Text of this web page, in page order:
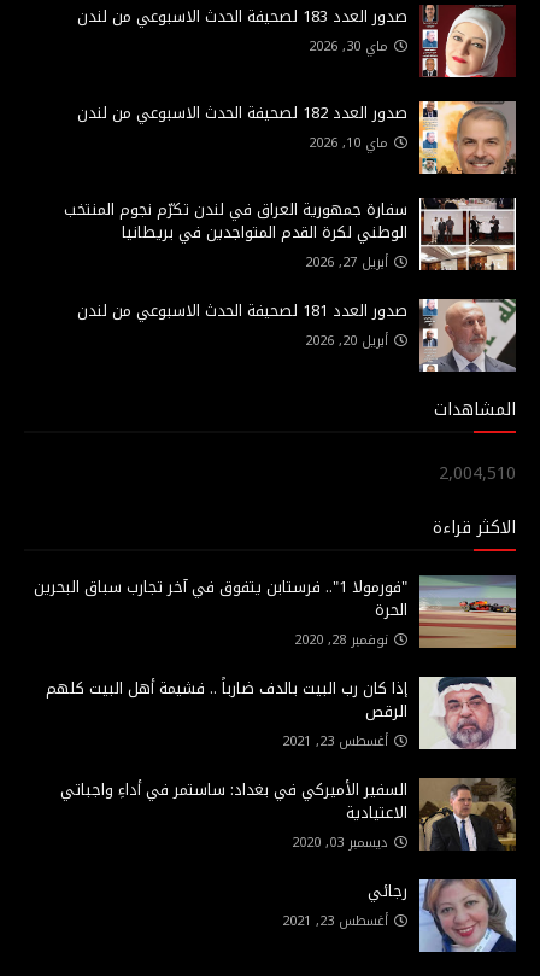
صدور العدد 183 لصحيفة الحدث الاسبوعي من لندن
ماي 30, 2026
صدور العدد 182 لصحيفة الحدث الاسبوعي من لندن
ماي 10, 2026
سفارة جمهورية العراق في لندن تكرّم نجوم المنتخب
الوطني لكرة القدم المتواجدين في بريطانيا
أبريل 27, 2026
صدور العدد 181 لصحيفة الحدث الاسبوعي من لندن
أبريل 20, 2026
المشاهدات
2,004,510
الاكثر قراءة
"فورمولا 1".. فرستابن يتفوق في آخر تجارب سباق البحرين
الحرة
نوفمبر 28, 2020
إذا كان رب البيت بالدف ضارباً .. فشيمة أهل البيت كلهم
الرقص
أغسطس 23, 2021
السفير الأميركي في بغداد: ساستمر في أداءِ واجباتي
الاعتيادية
ديسمبر 03, 2020
رجائي
أغسطس 23, 2021